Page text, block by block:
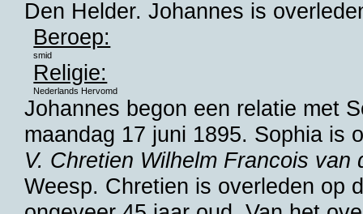
Den Helder. Johannes is
Beroep:
smid
Religie:
Nederlands Hervomd
Johannes begon een relatie met
maandag 17 juni 1895. Sophia is
V. Chretien Wilhelm Francois van
Weesp. Chretien is overleden op